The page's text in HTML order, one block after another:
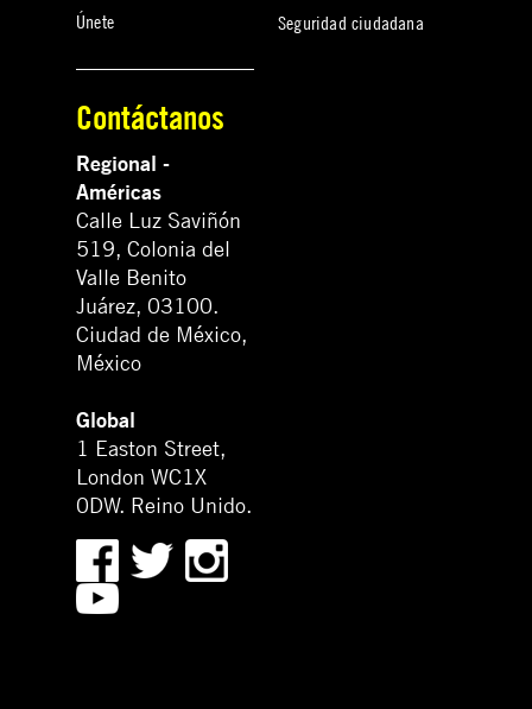
Únete
Seguridad ciudadana
Contáctanos
Regional -
Américas
Calle Luz Saviñón
519, Colonia del
Valle Benito
Juárez, 03100.
Ciudad de México,
México
Global
1 Easton Street,
London WC1X
0DW. Reino Unido.